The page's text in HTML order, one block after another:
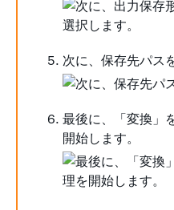
次に、保存先パス
最後に、「変換」
開始します。